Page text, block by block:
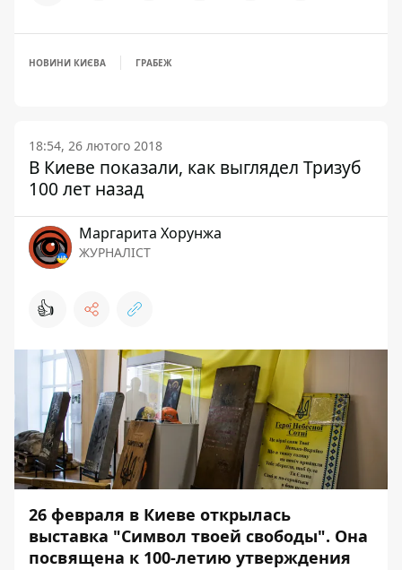
НОВИНИ КИЄВА ГРАБЕЖ
18:54, 26 лютого 2018
В Киеве показали, как выглядел Тризуб
100 лет назад
Маргарита Хорунжа
ЖУРНАЛІСТ
👍
26 февраля в Киеве открылась
выставка "Символ твоей свободы". Она
посвящена к 100-летию утверждения